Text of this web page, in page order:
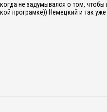
не задумывался о том, чтобы
програмке)) Немецкий и так